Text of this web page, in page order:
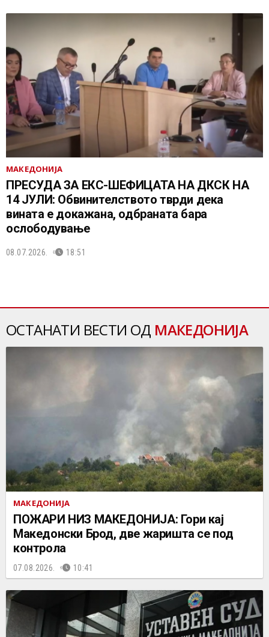
МАКЕДОНИЈА
ПРЕСУДА ЗА ЕКС-ШЕФИЦАТА НА ДКСК НА
14 ЈУЛИ: Обвинителството тврди дека
вината е докажана, одбраната бара
ослободување
08.07.2026. 18:51
ОСТАНАТИ ВЕСТИ ОД МАКЕДОНИЈА
МАКЕДОНИЈА
ПОЖАРИ НИЗ МАКЕДОНИЈА: Гори кај
Македонски Брод, две жаришта се под
контрола
07.08.2026. 10:41